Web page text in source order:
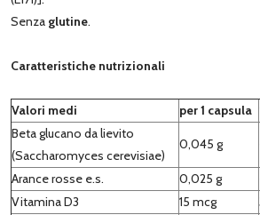
Senza glutine.
Caratteristiche nutrizionali
Valori medi per 1 capsula
Beta glucano da lievito
(Saccharomyces cerevisiae)
0,045 g
Arance rosse e.s. 0,025 g
Vitamina D3
15 mcg